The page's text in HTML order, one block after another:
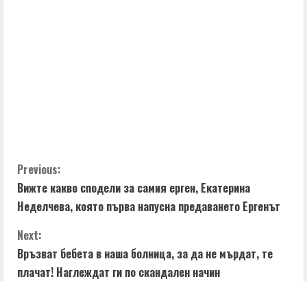
C
o
n
t
Previous:
Вижте какво сподели за самия ерген, Екатерина
Неделчева, която първа напусна предаването Ергенът
Next:
Връзват бебета в наша болница, за да не мърдат, те
плачат! Наглеждат ги по скандален начин